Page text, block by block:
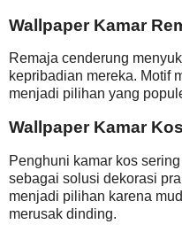
Wallpaper Kamar
Remaja cenderung
kepribadian mereka. Motif
menjadi pilihan yang
Wallpaper Kamar Kos
Penghuni kamar kos
sebagai solusi dekorasi
menjadi pilihan karena
merusak dinding.